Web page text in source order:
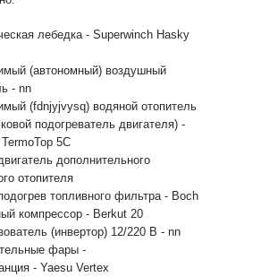
лебедка - Superwinch Hasky
(автономный) воздушный
- nn
(fdnjyjvysq) водяной отопитель
подогреватель двигателя) -
5C
дополнительного
отопителя
топливного фильтра - Boch
компрессор - Berkut 20
(инвертор) 12/220 В - nn
фары -
- Yaesu Vertex